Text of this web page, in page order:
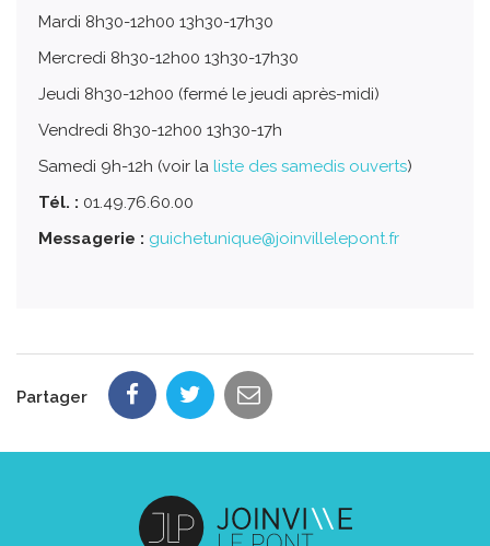
Mardi 8h30-12h00 13h30-17h30
Mercredi 8h30-12h00 13h30-17h30
Jeudi 8h30-12h00 (fermé le jeudi après-midi)
Vendredi 8h30-12h00 13h30-17h
Samedi 9h-12h (voir la liste des samedis ouverts)
Tél. : 01.49.76.60.00
Messagerie : guichetunique@joinvillelepont.fr
Partager